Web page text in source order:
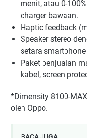
menit, atau 0-
charger bawaan.
Haptic feedback
Speaker stereo
setara
Paket penjualan
kabel, screen
*Dimensity 8100-
oleh Oppo.